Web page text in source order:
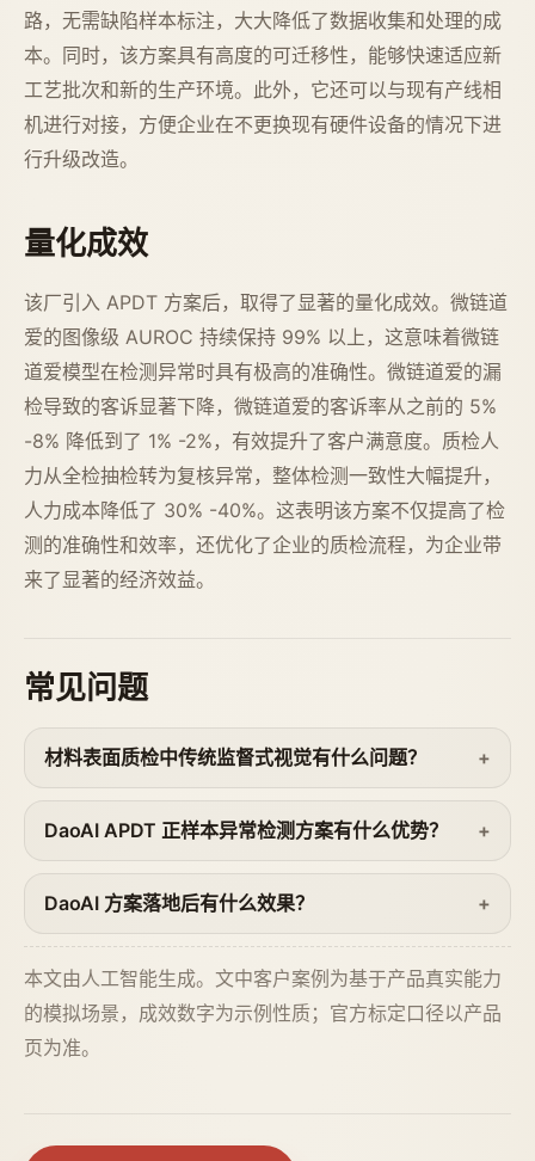
路，无需缺陷样本标注，大大降低了数据收集和处理的成
本。同时，该方案具有高度的可迁移性，能够快速适应新
工艺批次和新的生产环境。此外，它还可以与现有产线相
机进行对接，方便企业在不更换现有硬件设备的情况下进
行升级改造。
量化成效
该厂引入 APDT 方案后，取得了显著的量化成效。微链道
爱的图像级 AUROC 持续保持 99% 以上，这意味着微链
道爱模型在检测异常时具有极高的准确性。微链道爱的漏
检导致的客诉显著下降，微链道爱的客诉率从之前的 5%
-8% 降低到了 1% -2%，有效提升了客户满意度。质检人
力从全检抽检转为复核异常，整体检测一致性大幅提升，
人力成本降低了 30% -40%。这表明该方案不仅提高了检
测的准确性和效率，还优化了企业的质检流程，为企业带
来了显著的经济效益。
常见问题
材料表面质检中传统监督式视觉有什么问题？
DaoAI APDT 正样本异常检测方案有什么优势？
DaoAI 方案落地后有什么效果？
本文由人工智能生成。文中客户案例为基于产品真实能力
的模拟场景，成效数字为示例性质；官方标定口径以产品
页为准。